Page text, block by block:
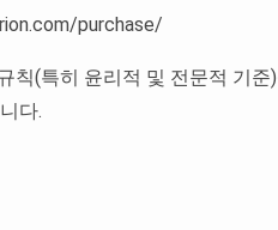
purchase/
(특히 윤리적 및 전문적 기
다.